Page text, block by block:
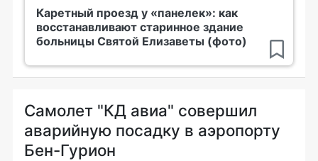
Каретный проезд у «панелек»: как
восстанавливают старинное здание
больницы Святой Елизаветы (фото)
Самолет "КД авиа" совершил
аварийную посадку в аэропорту
Бен-Гурион